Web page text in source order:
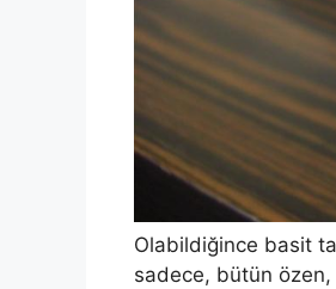
Olabildiğince basit
sadece, bütün